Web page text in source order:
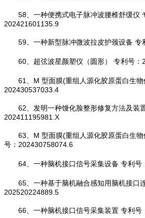
58、一种便携式电子脉冲波腰椎舒缓仪
202421601135.9
59、一种新型脉冲微波拉皮护颈设备
60、超弦波星颜塑仪（圆形） 专利号
61、M 型面膜(重组人源化胶原蛋白生物
202430537033.4
62、发明一种馒化脸整形修复方法及装
202411195981.X
63、M 型面膜(重组人源化胶原蛋白生
号：202430758074.6
64、一种脑机接口信号采集设备 专利
65、一种基于脑机融合感知用脑机接口
202520224889.5
66、一种脑机接口信号采集装置 专利